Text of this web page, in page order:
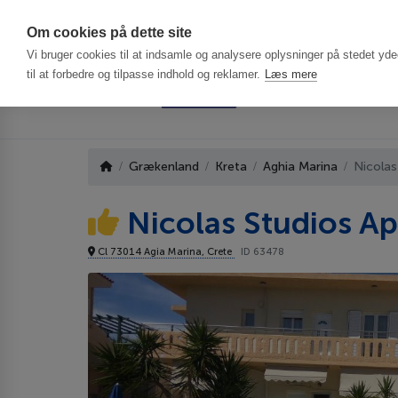
Om cookies på dette site
Vi bruger cookies til at indsamle og analysere oplysninger på stedet
til at forbedre og tilpasse indhold og reklamer. Læs mere
Grækenland Kreta Aghia Marina
Nicolas Studios
Cl 73014 Agia Marina, Crete ID 63478